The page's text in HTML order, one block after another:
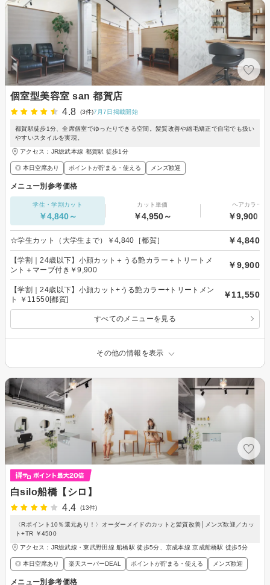
個室型美容室 san 都賀店
4.8
(3件)7月7日掲載開始
都賀駅徒歩1分、全席個室でゆったりできる空間。髪質改善や縮毛矯正で自宅でも扱い
やすいスタイルを実現。
アクセス：JR総武本線 都賀駅 徒歩1分
◎ 本日空席あり ポイントが貯まる・使える メンズ歓迎
メニュー別参考価格
学生・学割カット
￥4,840～
カット単価
￥4,950～
ヘアカラー
￥9,900～
☆学生カット（大学生まで）￥4,840［都賀］ ￥4,840
【学割｜24歳以下】小顔カット＋うる艶カラー＋トリートメ
ント＋マーブ付き￥9,900
￥9,900
【学割｜24歳以下】小顔カット+うる艶カラー+トリートメン
ト ￥11550[都賀]
￥11,550
すべてのメニューを見る
その他の情報を表示
白silo船橋【シロ】
4.4
(13件)
〈Rポイント10％還元あり！〉オーダーメイドのカットと髪質改善│メンズ歓迎／カッ
ト+TR ￥4500
アクセス：JR総武線・東武野田線 船橋駅 徒歩5分、京成本線 京成船橋駅 徒歩5分
◎ 本日空席あり 楽天スーパーDEAL ポイントが貯まる・使える メンズ歓迎
メニュー別参考価格